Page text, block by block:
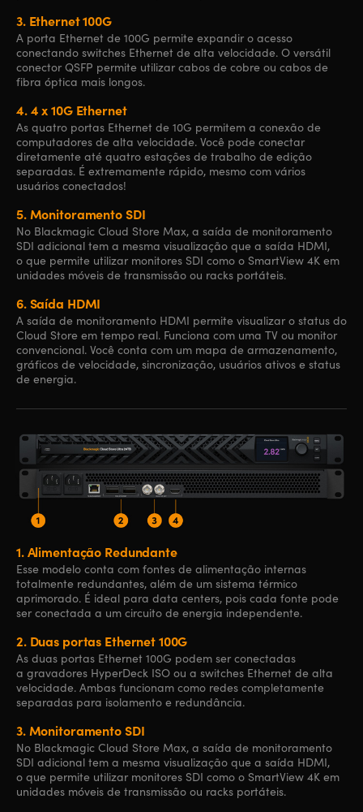
3.Ethernet 100G
A porta Ethernet de 100G permite expandir o acesso
conectando switches Ethernet de alta velocidade. O versátil
conector QSFP permite utilizar cabos de cobre ou cabos de
fibra óptica mais longos.
4.4 x 10G Ethernet
As quatro portas Ethernet de 10G permitem a conexão de
computadores de alta velocidade. Você pode conectar
diretamente até quatro estações de trabalho de edição
separadas. É extremamente rápido, mesmo com vários
usuários conectados!
5.Monitoramento SDI
No Blackmagic Cloud Store Max, a saída de monitoramento
SDI adicional tem a mesma visualização que a saída HDMI,
o que permite utilizar monitores SDI como o SmartView 4K em
unidades móveis de transmissão ou racks portáteis.
6.Saída HDMI
A saída de monitoramento HDMI permite visualizar o status do
Cloud Store em tempo real. Funciona com uma TV ou monitor
convencional. Você conta com um mapa de armazenamento,
gráficos de velocidade, sincronização, usuários ativos e status
de energia.
1.Alimentação Redundante
Esse modelo conta com fontes de alimentação internas
totalmente redundantes, além de um sistema térmico
aprimorado. É ideal para data centers, pois cada fonte pode
ser conectada a um circuito de energia independente.
2.Duas portas Ethernet 100G
As duas portas Ethernet 100G podem ser conectadas
a gravadores HyperDeck ISO ou a switches Ethernet de alta
velocidade. Ambas funcionam como redes completamente
separadas para isolamento e redundância.
3.Monitoramento SDI
No Blackmagic Cloud Store Max, a saída de monitoramento
SDI adicional tem a mesma visualização que a saída HDMI,
o que permite utilizar monitores SDI como o SmartView 4K em
unidades móveis de transmissão ou racks portáteis.